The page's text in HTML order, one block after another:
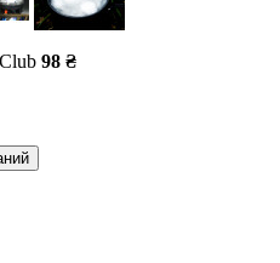
Club 98 ₴